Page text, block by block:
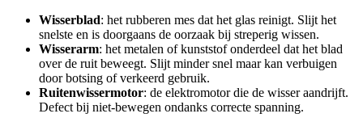
Wisserblad: het rubberen mes dat het glas reinigt. Slijt het
snelste en is doorgaans de oorzaak bij streperig wissen.
Wisserarm: het metalen of kunststof onderdeel dat het blad
over de ruit beweegt. Slijt minder snel maar kan verbuigen
door botsing of verkeerd gebruik.
Ruitenwissermotor: de elektromotor die de wisser aandrijft.
Defect bij niet-bewegen ondanks correcte spanning.